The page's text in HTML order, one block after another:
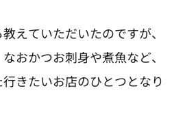
えていただいたのですが、
おかつお刺身や煮魚など、
きたいお店のひとつとなり